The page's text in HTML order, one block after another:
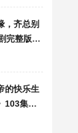
，齐总别
完整版免
的快乐生
103集短